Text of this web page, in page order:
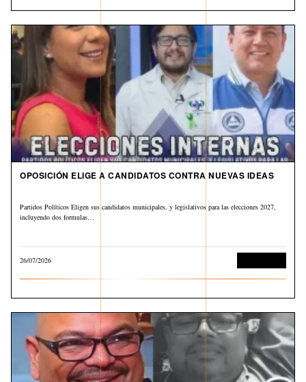
OPOSICIÓN ELIGE A CANDIDATOS CONTRA NUEVAS IDEAS
Partidos Políticos Eligen sus candidatos municipales, y legislativos para las elecciones 2027,
incluyendo dos formulas…
26/07/2026